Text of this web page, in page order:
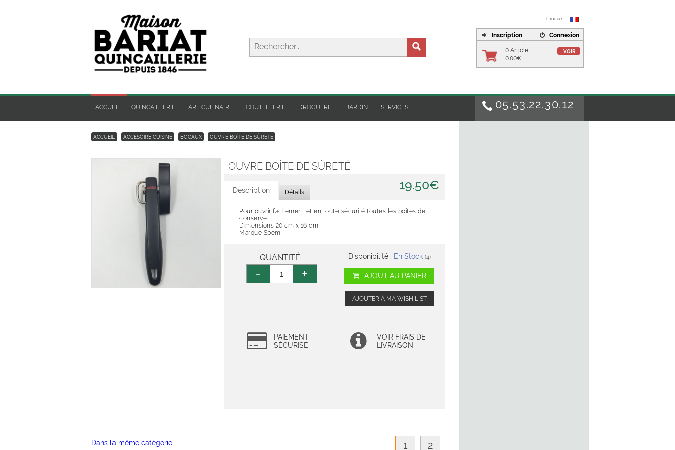
Langue
Inscription Connexion
0 Article
0.00€
VOIR
ACCUEIL QUINCAILLERIE ART CULINAIRE COUTELLERIE DROGUERIE JARDIN SERVICES 05.53.22.30.12
ACCUEIL ACCESOIRE CUISINE BOCAUX OUVRE BOÎTE DE SÛRETÉ
OUVRE BOÎTE DE SÛRETÉ
Description Détails
Commentaires
19.50€
Pour ouvrir facilement et en toute sécurité toutes les boites de
conserve
Dimensions 20 cm x 16 cm
Marque Spem
QUANTITÉ :
- +
Disponibilité : En Stock (4)
AJOUT AU PANIER
AJOUTER À MA WISH LIST
PAIEMENT
SÉCURISÉ
VOIR FRAIS DE
LIVRAISON
Dans la même catégorie 1 2